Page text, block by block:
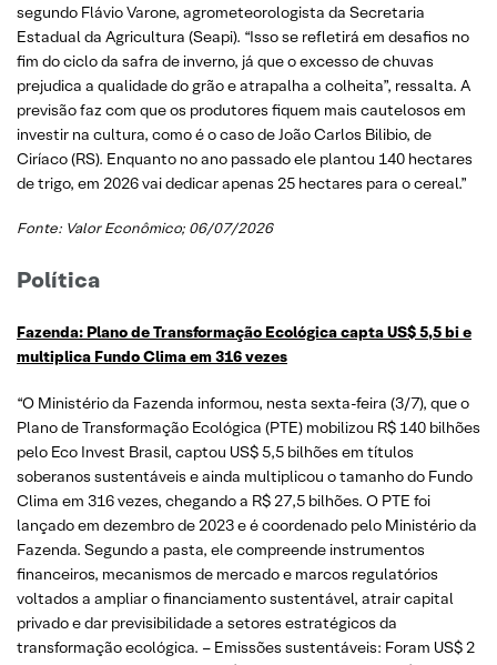
segundo Flávio Varone, agrometeorologista da Secretaria
Estadual da Agricultura (Seapi). “Isso se refletirá em desafios no
fim do ciclo da safra de inverno, já que o excesso de chuvas
prejudica a qualidade do grão e atrapalha a colheita”, ressalta. A
previsão faz com que os produtores fiquem mais cautelosos em
investir na cultura, como é o caso de João Carlos Bilibio, de
Ciríaco (RS). Enquanto no ano passado ele plantou 140 hectares
de trigo, em 2026 vai dedicar apenas 25 hectares para o cereal.”
Fonte: Valor Econômico; 06/07/2026
Política
Fazenda: Plano de Transformação Ecológica capta US$ 5,5 bi e
multiplica Fundo Clima em 316 vezes
“O Ministério da Fazenda informou, nesta sexta-feira (3/7), que o
Plano de Transformação Ecológica (PTE) mobilizou R$ 140 bilhões
pelo Eco Invest Brasil, captou US$ 5,5 bilhões em títulos
soberanos sustentáveis e ainda multiplicou o tamanho do Fundo
Clima em 316 vezes, chegando a R$ 27,5 bilhões. O PTE foi
lançado em dezembro de 2023 e é coordenado pelo Ministério da
Fazenda. Segundo a pasta, ele compreende instrumentos
financeiros, mecanismos de mercado e marcos regulatórios
voltados a ampliar o financiamento sustentável, atrair capital
privado e dar previsibilidade a setores estratégicos da
transformação ecológica. – Emissões sustentáveis: Foram US$ 2